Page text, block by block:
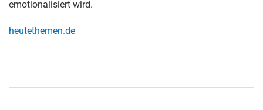
emotionalisiert wird.
heutethemen.de